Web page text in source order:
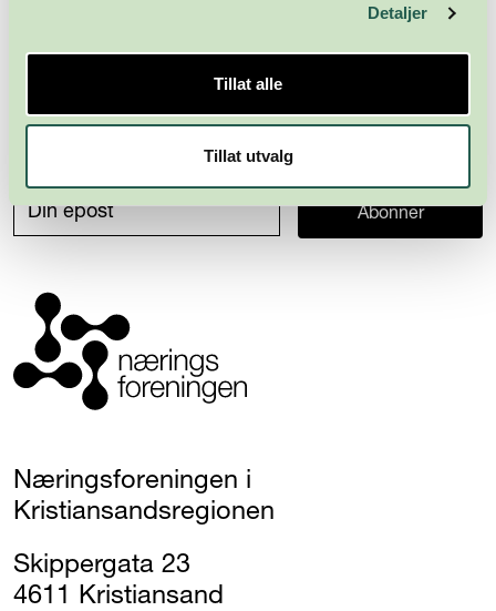
Detaljer
Tillat alle
Tillat utvalg
Meld deg på nyhetsbrevet
Abonner
Næringsforeningen i
Kristiansandsregionen
Skippergata 23
4611 Kristiansand